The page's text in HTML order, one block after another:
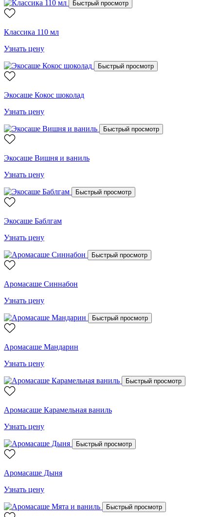
Быстрый просмотр
Классика 110 мл
Узнать цену
Быстрый просмотр
Экосаше Кокос шоколад
Узнать цену
Быстрый просмотр
Экосаше Вишня и ваниль
Узнать цену
Быстрый просмотр
Экосаше Баблгам
Узнать цену
Быстрый просмотр
Аромасаше Синнабон
Узнать цену
Быстрый просмотр
Аромасаше Мандарин
Узнать цену
Быстрый просмотр
Аромасаше Карамельная ваниль
Узнать цену
Быстрый просмотр
Аромасаше Дыня
Узнать цену
Быстрый просмотр